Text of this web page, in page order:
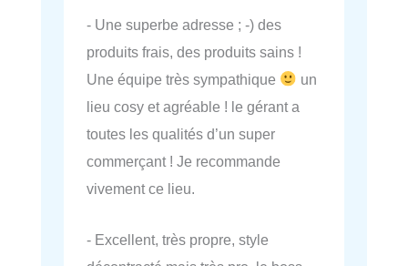
- Une superbe adresse ; -) des
produits frais, des produits sains !
Une équipe très sympathique
un
lieu cosy et agréable ! le gérant a
toutes les qualités d’un super
commerçant ! Je recommande
vivement ce lieu.
- Excellent, très propre, style